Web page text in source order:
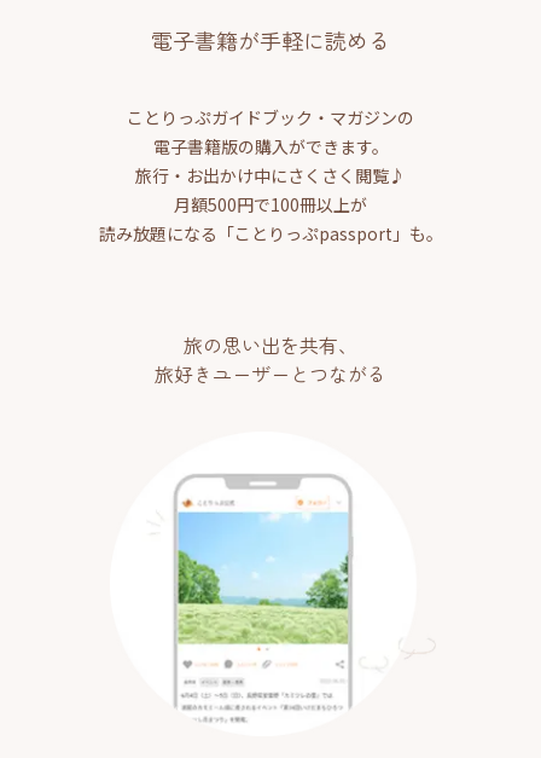
電子書籍が手軽に読める
ことりっぷガイドブック・マガジンの
電子書籍版の購入ができます。
旅行・お出かけ中にさくさく閲覧♪
月額500円で100冊以上が
読み放題になる「ことりっぷpassport」も。
旅の思い出を共有、
旅好きユーザーとつながる